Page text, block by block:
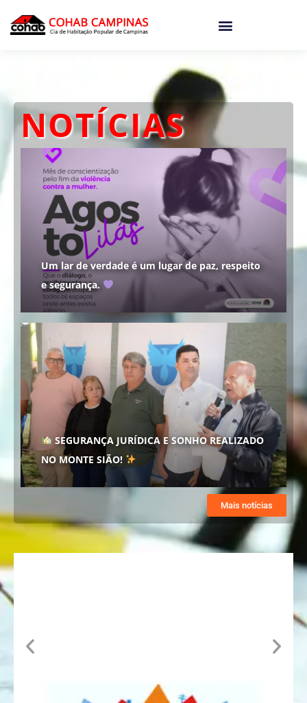
conteúdo
NOTÍCIAS
Um lar de verdade é um lugar de paz, respeito
e segurança.
SEGURANÇA JURÍDICA E SONHO REALIZADO
NO MONTE SIÃO!
Mais notícias